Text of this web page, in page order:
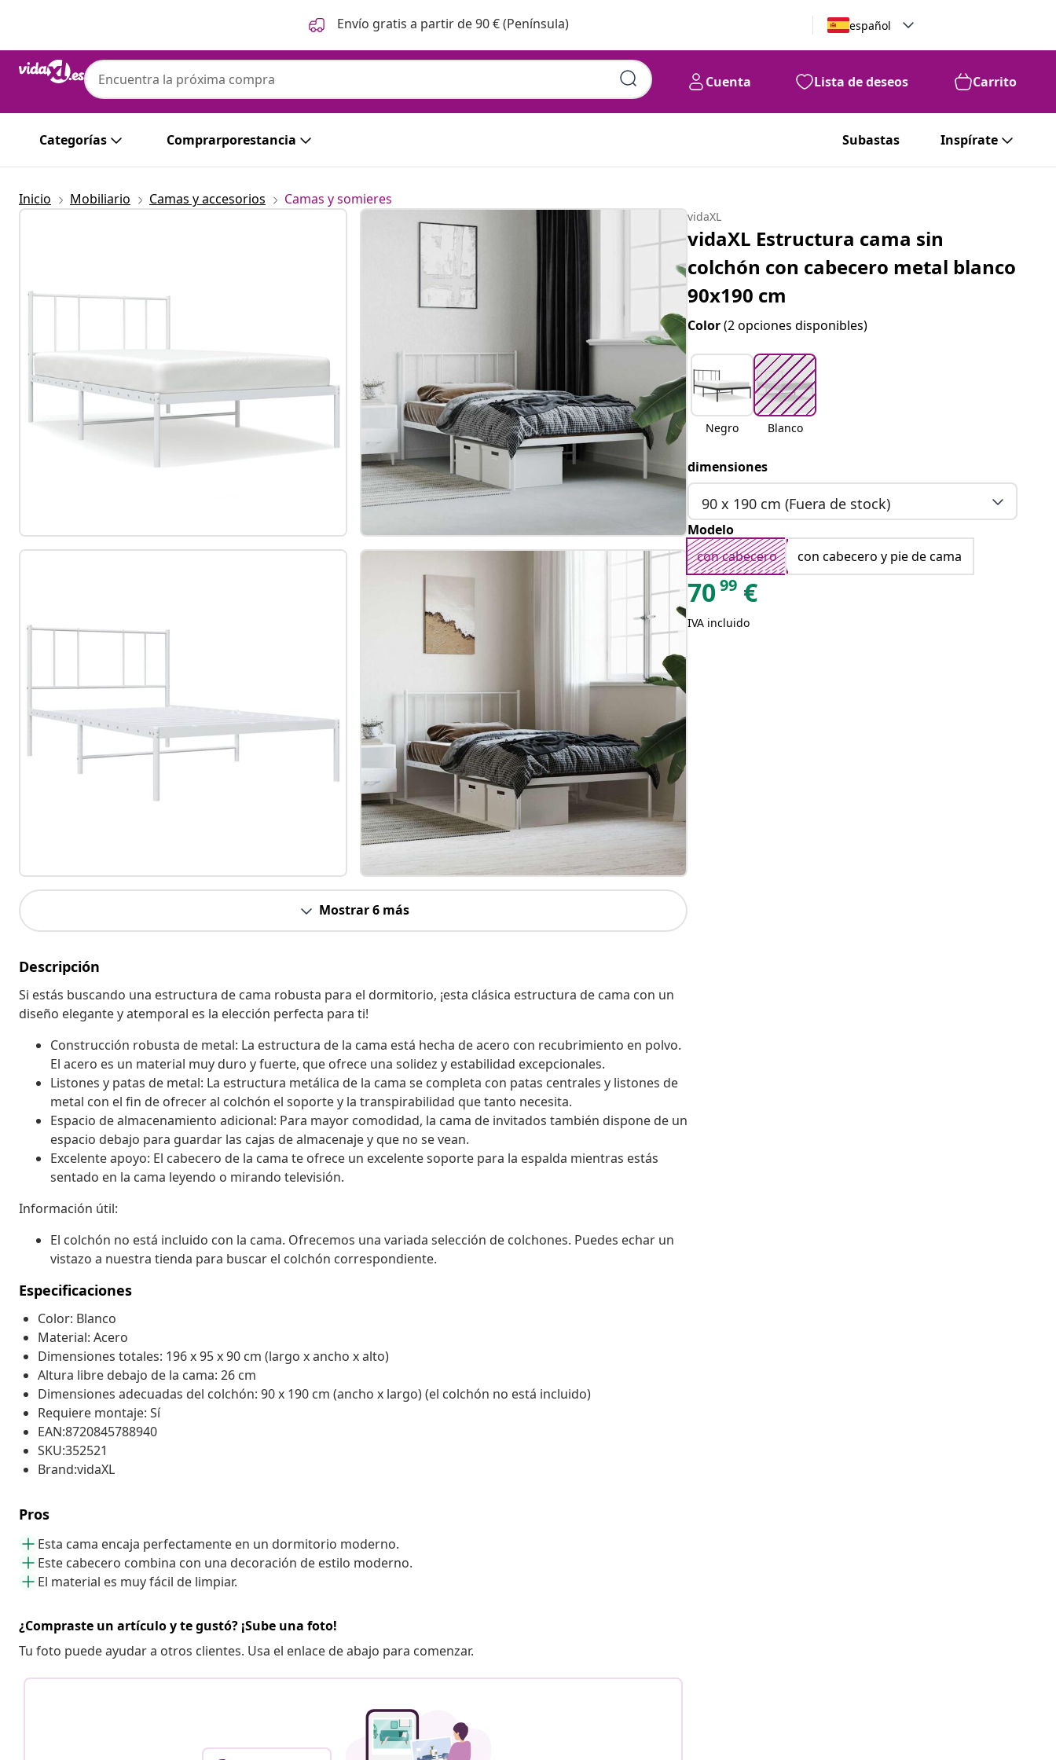
Envío gratis a partir de 90 € (Península) español
Cuenta Lista de deseos Carrito
Categorías Comprarporestancia Subastas Inspírate
vidaXL
vidaXL Estructura cama sin colchón con cabecero metal blanco
90x190 cm
€
Inicio Mobiliario Camas y accesorios Camas y somieres
Mostrar 6 más
Descripción
Si estás buscando una estructura de cama robusta para el dormitorio, ¡esta clásica estructura de cama con un
diseño elegante y atemporal es la elección perfecta para ti!
Construcción robusta de metal: La estructura de la cama está hecha de acero con recubrimiento en polvo.
El acero es un material muy duro y fuerte, que ofrece una solidez y estabilidad excepcionales.
Listones y patas de metal: La estructura metálica de la cama se completa con patas centrales y listones de
metal con el fin de ofrecer al colchón el soporte y la transpirabilidad que tanto necesita.
Espacio de almacenamiento adicional: Para mayor comodidad, la cama de invitados también dispone de un
espacio debajo para guardar las cajas de almacenaje y que no se vean.
Excelente apoyo: El cabecero de la cama te ofrece un excelente soporte para la espalda mientras estás
sentado en la cama leyendo o mirando televisión.
Información útil:
El colchón no está incluido con la cama. Ofrecemos una variada selección de colchones. Puedes echar un
vistazo a nuestra tienda para buscar el colchón correspondiente.
Especificaciones
Color: Blanco
Material: Acero
Dimensiones totales: 196 x 95 x 90 cm (largo x ancho x alto)
Altura libre debajo de la cama: 26 cm
Dimensiones adecuadas del colchón: 90 x 190 cm (ancho x largo) (el colchón no está incluido)
Requiere montaje: Sí
EAN:8720845788940
SKU:352521
Brand:vidaXL
Pros
Esta cama encaja perfectamente en un dormitorio moderno.
Este cabecero combina con una decoración de estilo moderno.
El material es muy fácil de limpiar.
¿Compraste un artículo y te gustó? ¡Sube una foto!
Tu foto puede ayudar a otros clientes. Usa el enlace de abajo para comenzar.
vidaXL
vidaXL Estructura cama sin
colchón con cabecero metal blanco
90x190 cm
Color(2 opciones disponibles)
Negro Blanco
dimensiones
90 x 190 cm (Fuera de stock)
Modelo
con cabecero
con cabecero y pie de cama
7099 €
IVA incluido